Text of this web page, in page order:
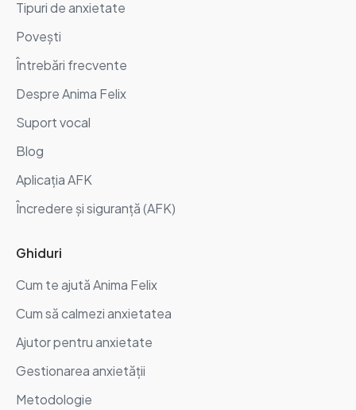
Tipuri de anxietate
Povești
Întrebări frecvente
Despre Anima Felix
Suport vocal
Blog
Aplicația AFK
Încredere și siguranță (AFK)
Ghiduri
Cum te ajută Anima Felix
Cum să calmezi anxietatea
Ajutor pentru anxietate
Gestionarea anxietății
Metodologie